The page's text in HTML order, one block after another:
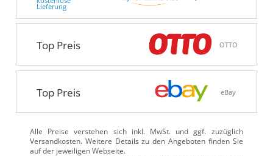
Lieferung
Top Preis OTTO
Top Preis eBay
Alle Preise verstehen sich inkl. MwSt. und ggf. zuzüglich
Versandkosten. Weitere Details zu den Angeboten finden Sie
auf der jeweiligen Webseite.